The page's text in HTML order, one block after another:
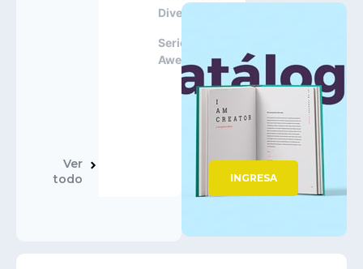
Diversificada
Serie New
Awesome
Ver
todo
INGRESA